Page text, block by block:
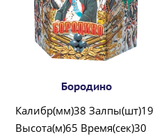
Бородино
Калибр(мм)38 Залпы(шт)19
Высота(м)65 Время(сек)30